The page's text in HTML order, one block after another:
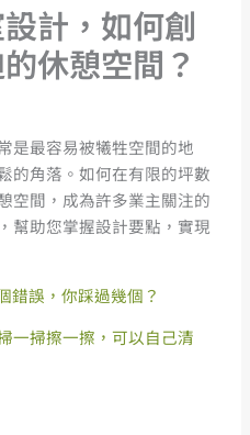
計，如何創
休憩空間？
是最容易被犧牲空間的地
的角落。如何在有限的坪數
空間，成為許多業主關注的
幫助您掌握設計要點，實現
錯誤，你踩過幾個？
一掃擦一擦，可以自己清